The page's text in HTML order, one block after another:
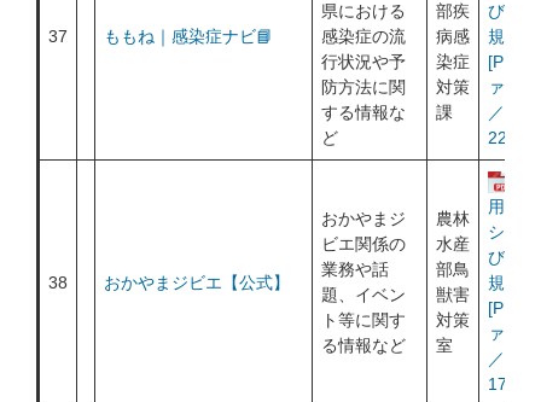
37 ももね｜感染症ナビ📘
県における
感染症の流
行状況や予
防方法に関
する情報な
ど
部疾
病感
染症
対策
課
び利用
規約
[PDF
ァイル
／
38 おかやまジビエ【公式】
おかやまジ
ビエ関係の
業務や話
題、イベン
ト等に関す
る情報など
農林
水産
部鳥
獣害
対策
室
用ポリ
シー及
び利用
規約
[PDF
ァイル
／